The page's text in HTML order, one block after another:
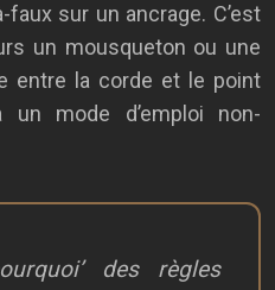
sur un ancrage. C’est
un mousqueton ou une
entre la corde et le point
mode d’emploi non-
des règles